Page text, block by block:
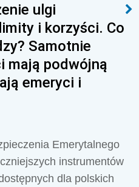
ulgi
i korzyści. Co
Samotnie
mają podwójną
emeryci i
Emerytalnego
instrumentów
dla polskich